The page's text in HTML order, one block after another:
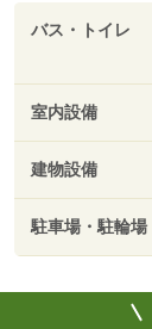
バス・トイレ
室内設備
建物設備
駐車場・駐輪場